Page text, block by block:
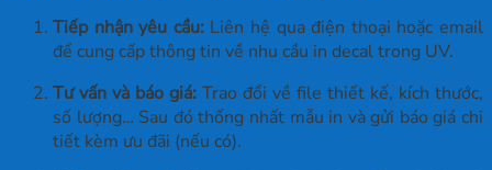
Tiếp nhận yêu cầu: Liên hệ qua điện thoại hoặc email
để cung cấp thông tin về nhu cầu in decal trong UV.
Tư vấn và báo giá: Trao đổi về file thiết kế, kích thước,
số lượng… Sau đó thống nhất mẫu in và gửi báo giá chi
tiết kèm ưu đãi (nếu có).